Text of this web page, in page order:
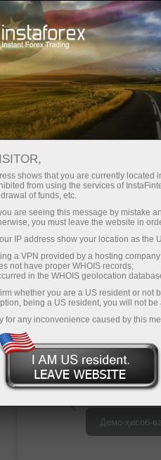
Промоакции
Розыгрыш
заверешен.
зафиксировано 20
Савдо ҳисоб-
Демо-ҳисоб-
shows that you are currently located
from using the services of
of funds, etc.
are seeing this message by mistake
you must leave the website in
IP address show your location as the
a VPN provided by a hosting
not have proper WHOIS records;
in the WHOIS geolocation
whether you are a US resident or not
being a US resident, you will not
for any inconvenience caused by this